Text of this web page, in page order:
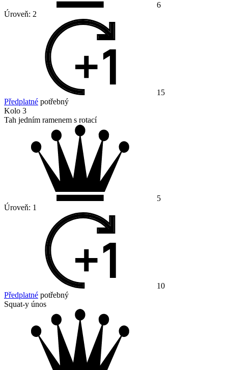
6
Úroveň: 2
15
Předplatné potřebný
Kolo 3
Tah jedním ramenem s rotací
5
Úroveň: 1
10
Předplatné potřebný
Squat-y únos